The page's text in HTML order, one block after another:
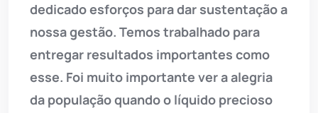
dedicado esforços para dar sustentação a
nossa gestão. Temos trabalhado para
entregar resultados importantes como
esse. Foi muito importante ver a alegria
da população quando o líquido precioso